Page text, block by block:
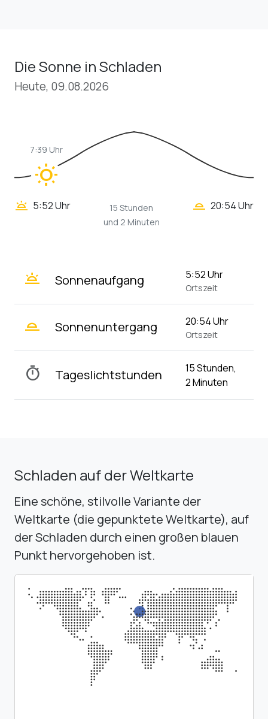
Die Sonne in Schladen
Heute, 09.08.2026
wb_sunny
7:39 Uhr
wb_twilight 5:52 Uhr
15 Stunden
und 2 Minuten
wb_twilight_2 20:54 Uhr
wb_twilight Sonnenaufgang 5:52 Uhr
Ortszeit
wb_twilight_2 Sonnenuntergang 20:54 Uhr
Ortszeit
timer Tageslichtstunden
15 Stunden,
2 Minuten
Schladen auf der Weltkarte
Eine schöne, stilvolle Variante der
Weltkarte (die gepunktete Weltkarte), auf
der Schladen durch einen großen blauen
Punkt hervorgehoben ist.